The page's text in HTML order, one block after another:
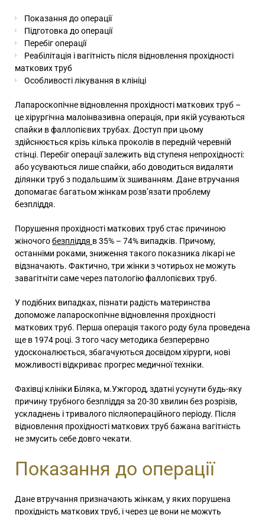
Показання до операції
Підготовка до операції
Перебіг операції
Реабілітація і вагітність після відновлення прохідності
маткових труб
Особливості лікування в клініці
Лапароскопічне відновлення прохідності маткових труб –
це хірургічна малоінвазивна операція, при якій усуваються
спайки в фаллопієвих трубах. Доступ при цьому
здійснюється крізь кілька проколів в передній черевній
стінці. Перебіг операції залежить від ступеня непрохідності:
або усуваються лише спайки, або доводиться видаляти
ділянки труб з подальшим їх зшиванням. Дане втручання
допомагає багатьом жінкам розв’язати проблему
безпліддя.
Порушення прохідності маткових труб стає причиною
жіночогобезпліддя в 35% – 74% випадків. Причому,
останніми роками, зниження такого показника лікарі не
відзначають. Фактично, три жінки з чотирьох не можуть
завагітніти саме через патологію фаллопієвих труб.
У подібних випадках, пізнати радість материнства
допоможе лапароскопічне відновлення прохідності
маткових труб. Перша операція такого роду була проведена
ще в 1974 році. З того часу методика безперервно
удосконалюється, збагачуються досвідом хірурги, нові
можливості відкриває прогрес медичної техніки.
Фахівці клініки Біляка, м.Ужгород, здатні усунути будь-яку
причину трубного безпліддя за 20-30 хвилин без розрізів,
ускладнень і тривалого післяопераційного періоду. Після
відновлення прохідності маткових труб бажана вагітність
не змусить себе довго чекати.
Показання до операції
Дане втручання призначають жінкам, у яких порушена
прохідність маткових труб, і через це вони не можуть